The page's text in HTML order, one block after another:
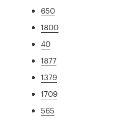
650
1800
40
1877
1379
1709
565